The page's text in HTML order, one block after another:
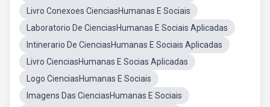
Livro Conexoes CienciasHumanas E Sociais
Laboratorio De CienciasHumanas E Sociais Aplicadas
Intinerario De CienciasHumanas E Sociais Aplicadas
Livro CienciasHumanas E Socias Aplicadas
Logo CienciasHumanas E Sociais
Imagens Das CienciasHumanas E Sociais